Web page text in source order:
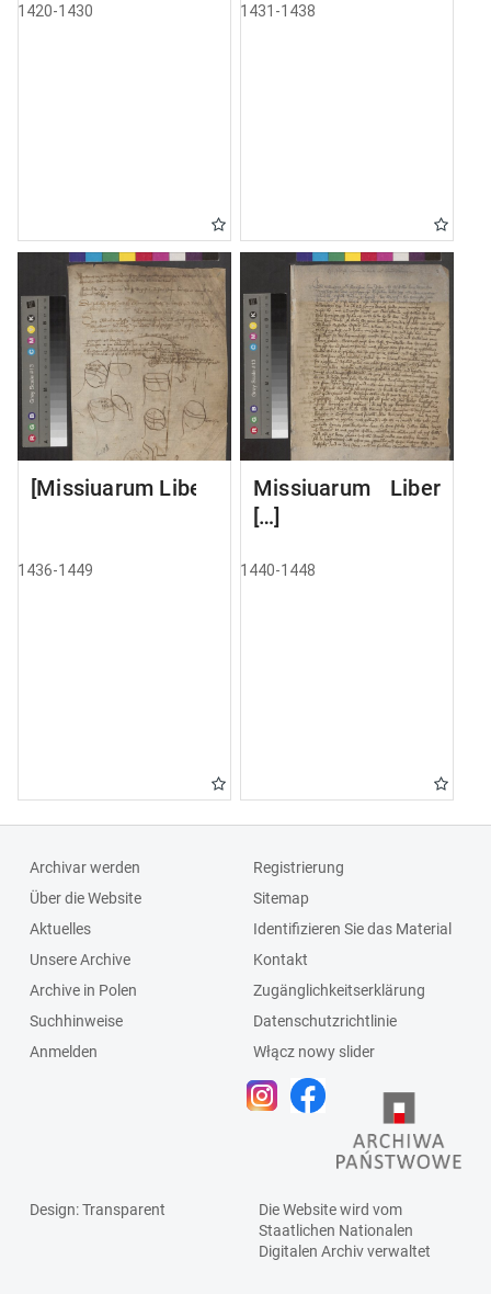
continentur copie
Domini Millesimo
CCCC vicesimo.
[Liber missivarum]
1420-1430 1431-1438
[Missiuarum Liber]
1436-1449
Missiuarum Liber
[…]
1440-1448
Archivar werden
Über die Website
Aktuelles
Unsere Archive
Archive in Polen
Suchhinweise
Anmelden
Registrierung
Sitemap
Identifizieren Sie das Material
Kontakt
Zugänglichkeitserklärung
Datenschutzrichtlinie
Włącz nowy slider
Design: Transparent
Die Website wird vom
Staatlichen Nationalen
Digitalen Archivverwaltet